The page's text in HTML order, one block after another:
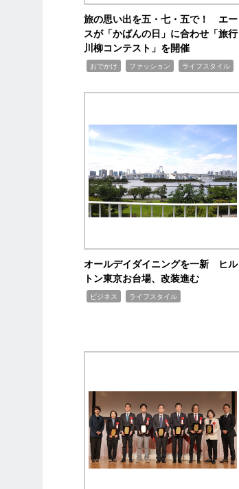
旅の思い出を五・七・五で！ エー
スが「かばんの日」に合わせ「旅行
川柳コンテスト」を開催
おでかけ ファッション ライフスタイル
オールデイダイニングを一新 ヒル
トン東京お台場、改装進む
ビジネス ライフスタイル